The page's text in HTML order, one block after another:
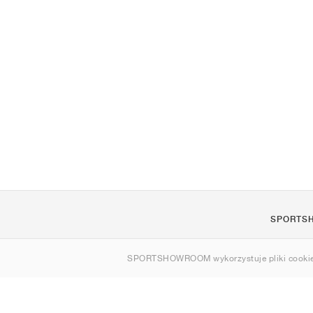
SPORTSHOWROOM wykorzystuje plikiKontakt